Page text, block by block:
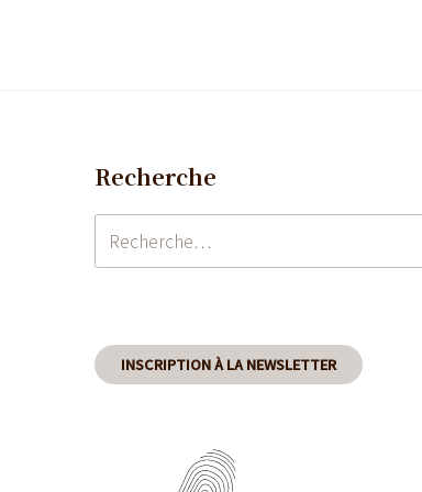
Recherche
Recherche
pour
INSCRIPTION À LA NEWSLETTER